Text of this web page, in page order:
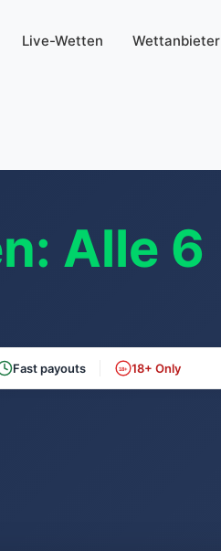
Live-Wetten Wettanbieter
Alle 6
Fast payouts 18+ 18+ Only